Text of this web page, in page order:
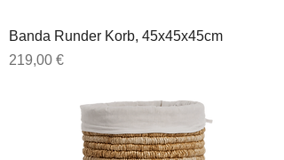
Banda Runder Korb, 45x45x45cm
Preis
219,00 €